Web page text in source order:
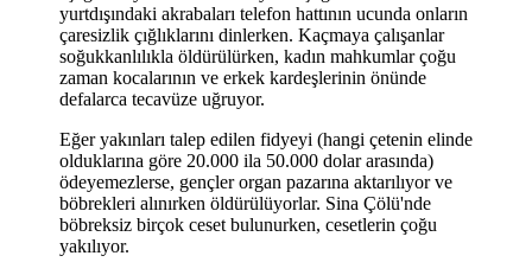
yurtdışındaki akrabaları telefon hattının ucunda onların
çaresizlik çığlıklarını dinlerken. Kaçmaya çalışanlar
soğukkanlılıkla öldürülürken, kadın mahkumlar çoğu
zaman kocalarının ve erkek kardeşlerinin önünde
defalarca tecavüze uğruyor.
Eğer yakınları talep edilen fidyeyi (hangi çetenin elinde
olduklarına göre 20.000 ila 50.000 dolar arasında)
ödeyemezlerse, gençler organ pazarına aktarılıyor ve
böbrekleri alınırken öldürülüyorlar. Sina Çölü'nde
böbreksiz birçok ceset bulunurken, cesetlerin çoğu
yakılıyor.